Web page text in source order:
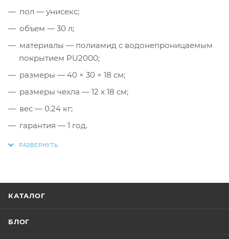
пол — унисекс;
объем — 30 л;
материалы — полиамид с водонепроницаемым
покрытием PU2000;
размеры — 40 × 30 × 18 см;
размеры чехла — 12 x 18 см;
вес — 0.24 кг;
гарантия — 1 год.
КАТАЛОГ
БЛОГ